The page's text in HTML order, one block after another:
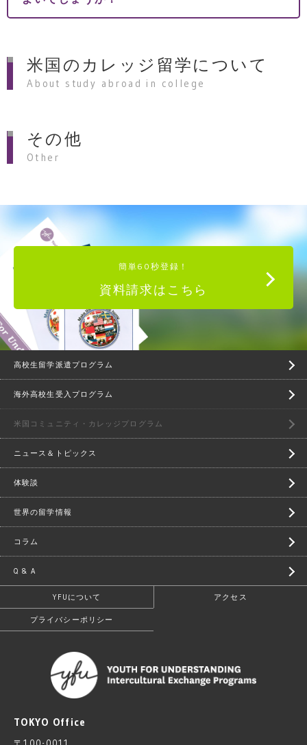
米国のカレッジ留学について
About study abroad in college
その他
Other
簡単60秒登録！
資料請求はこちら
高校生留学派遣プログラム
海外高校生受入プログラム
米国コミュニティ・カレッジプログラム
ニュース＆トピックス
体験談
世界の留学情報
コラム
Q & A
YFUについて アクセス
プライバシーポリシー
TOKYO Office